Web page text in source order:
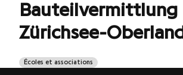
Bauteilvermittlung
Zürichsee-Oberland
Écoles et associations